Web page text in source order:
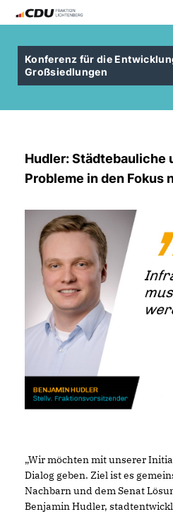
Konferenz für die
Großsiedlungen
Hudler: Städtebauliche
Probleme in den Fokus
Wir möchten mit unserer
Dialog geben. Ziel ist es
Nachbarn und dem Senat
Benjamin Hudler,